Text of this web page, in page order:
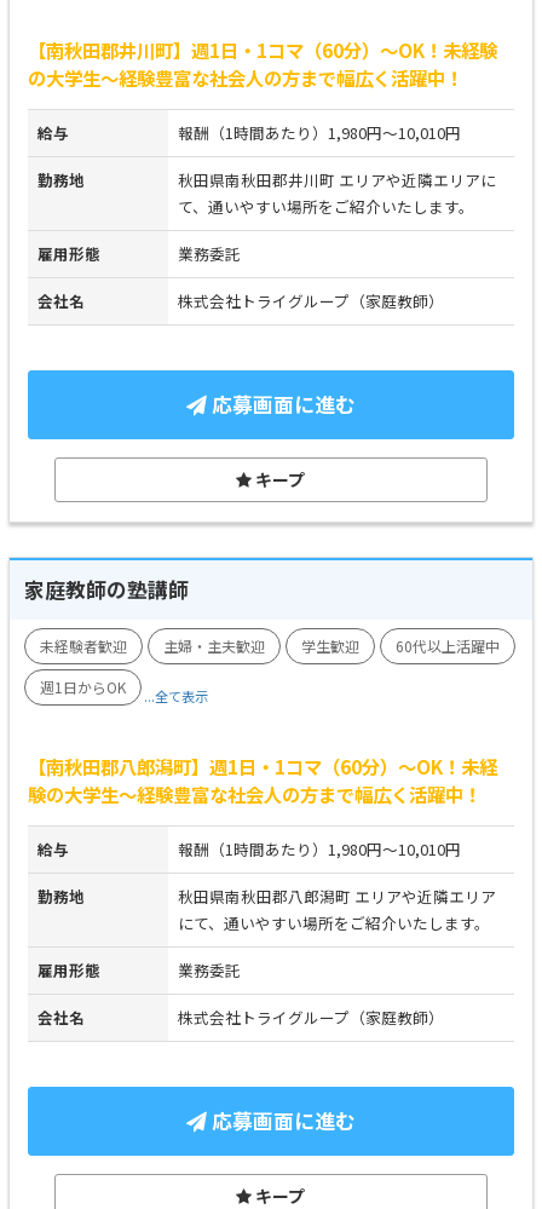
【南秋田郡井川町】週1日・1コマ（60分）～OK！未経験
の大学生～経験豊富な社会人の方まで幅広く活躍中！
給与 報酬（1時間あたり）1,980円～10,010円
勤務地
秋田県南秋田郡井川町 エリアや近隣エリアに
て、通いやすい場所をご紹介いたします。
雇用形態 業務委託
会社名 株式会社トライグループ（家庭教師）
応募画面に進む
キープ
家庭教師の塾講師
未経験者歓迎 主婦・主夫歓迎 学生歓迎
60代以上活躍中
週1日からOK
...全て表示
【南秋田郡八郎潟町】週1日・1コマ（60分）～OK！未経
験の大学生～経験豊富な社会人の方まで幅広く活躍中！
給与 報酬（1時間あたり）1,980円～10,010円
勤務地
秋田県南秋田郡八郎潟町 エリアや近隣エリア
にて、通いやすい場所をご紹介いたします。
雇用形態 業務委託
会社名 株式会社トライグループ（家庭教師）
応募画面に進む
キープ